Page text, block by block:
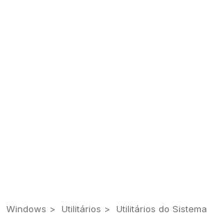
Windows Utilitários Utilitários do Sistema